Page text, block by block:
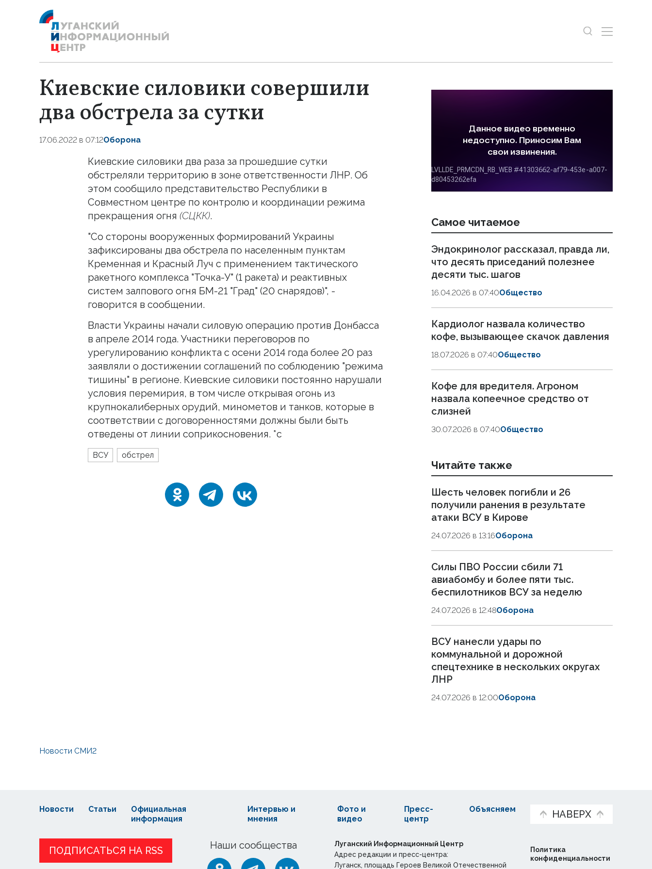
Киевские силовики совершили
два обстрела за сутки
17.06.2022 в 07:12Оборона
Киевские силовики два раза за прошедшие сутки
обстреляли территорию в зоне ответственности ЛНР. Об
этом сообщило представительство Республики в
Совместном центре по контролю и координации режима
прекращения огня (СЦКК).
"Со стороны вооруженных формирований Украины
зафиксированы два обстрела по населенным пунктам
Кременная и Красный Луч с применением тактического
ракетного комплекса "Точка-У" (1 ракета) и реактивных
систем залпового огня БМ-21 "Град" (20 снарядов)", -
говорится в сообщении.
Власти Украины начали силовую операцию против Донбасса
в апреле 2014 года. Участники переговоров по
урегулированию конфликта с осени 2014 года более 20 раз
заявляли о достижении соглашений по соблюдению "режима
тишины" в регионе. Киевские силовики постоянно нарушали
условия перемирия, в том числе открывая огонь из
крупнокалиберных орудий, минометов и танков, которые в
соответствии с договоренностями должны были быть
отведены от линии соприкосновения. *с
ВСУ обстрел
Самое читаемое
Эндокринолог рассказал, правда ли,
что десять приседаний полезнее
десяти тыс. шагов
16.04.2026 в 07:40Общество
Кардиолог назвала количество
кофе, вызывающее скачок давления
18.07.2026 в 07:40Общество
Кофе для вредителя. Агроном
назвала копеечное средство от
слизней
30.07.2026 в 07:40Общество
Читайте также
Шесть человек погибли и 26
получили ранения в результате
атаки ВСУ в Кирове
24.07.2026 в 13:16Оборона
Силы ПВО России сбили 71
авиабомбу и более пяти тыс.
беспилотников ВСУ за неделю
24.07.2026 в 12:48Оборона
ВСУ нанесли удары по
коммунальной и дорожной
спецтехнике в нескольких округах
ЛНР
24.07.2026 в 12:00Оборона
Новости СМИ2
НАВЕРХ
Наши сообщества
ПОДПИСАТЬСЯ НА RSS
Новости Статьи
Официальная
информация
Интервью и
мнения
Фото и
видео
Пресс-
центр
Объясняем
Политика
конфиденциальности
Луганский Информационный Центр
Адрес редакции и пресс-центра:
Луганск, площадь Героев Великой Отечественной